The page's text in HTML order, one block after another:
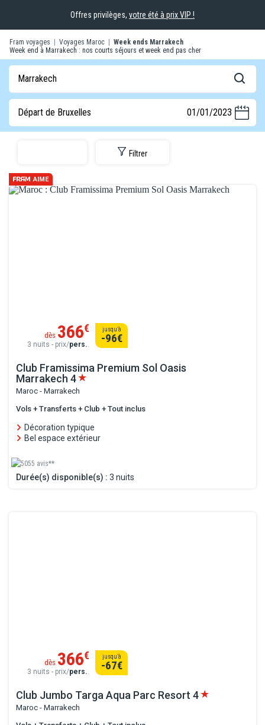
Offres privilèges, votre été à prix VIP !
Fram voyages Voyages Maroc
Week ends Marrakech
Week end à Marrakech : nos courts séjours et week end pas cher
Marrakech
Départ de Bruxelles 01/01/2023
Filtrer
Club Framissima Premium Sol Oasis
Marrakech 4
Maroc - Marrakech
Vols + Transferts + Club + Tout inclus
Décoration typique
Bel espace extérieur
5055 avis**
Durée(s) disponible(s) : 3 nuits
dès 366€
3 nuits - prix/pers..
jusqu’à
-96€
AIME
Club Jumbo Targa Aqua Parc Resort 4
Maroc - Marrakech
dès 366€
3 nuits - prix/pers..
jusqu’à
-67€